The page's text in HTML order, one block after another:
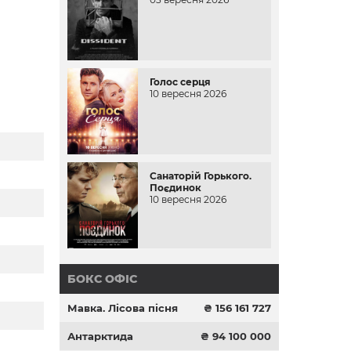
Голос серця
10 вересня 2026
Санаторій Горького.
Поєдинок
10 вересня 2026
БОКС ОФІС
Мавка. Лісова пісня ₴ 156 161 727
Антарктида ₴ 94 100 000